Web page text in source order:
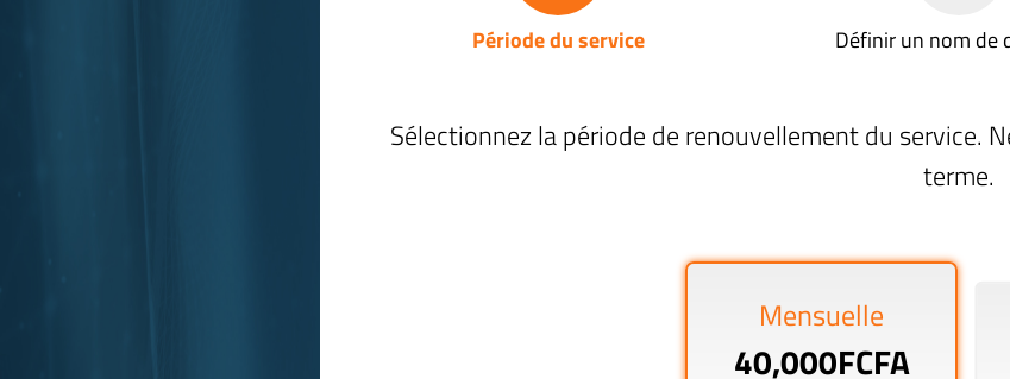
Période du service Définir un nom de
Sélectionnez la période de renouvellement du service.
terme.
Mensuelle
40,000FCFA